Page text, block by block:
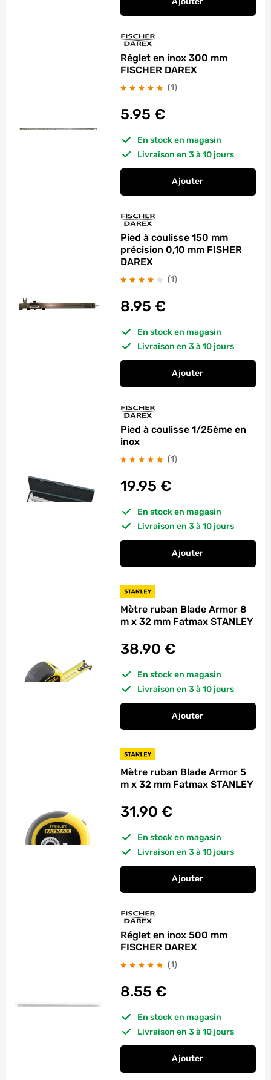
Réglet en inox 300 mm
FISCHER DAREX
(1)
5.95 €
En stock en magasin
Livraison en 3 à 10 jours
Ajouter
Pied à coulisse 150 mm
précision 0,10 mm FISHER
DAREX
(1)
8.95 €
En stock en magasin
Livraison en 3 à 10 jours
Ajouter
Pied à coulisse 1/25ème en
inox
(1)
19.95 €
En stock en magasin
Livraison en 3 à 10 jours
Ajouter
Mètre ruban Blade Armor 8
m x 32 mm Fatmax STANLEY
38.90 €
En stock en magasin
Livraison en 3 à 10 jours
Ajouter
Mètre ruban Blade Armor 5
m x 32 mm Fatmax STANLEY
31.90 €
En stock en magasin
Livraison en 3 à 10 jours
Ajouter
Réglet en inox 500 mm
FISCHER DAREX
(1)
8.55 €
En stock en magasin
Livraison en 3 à 10 jours
Ajouter